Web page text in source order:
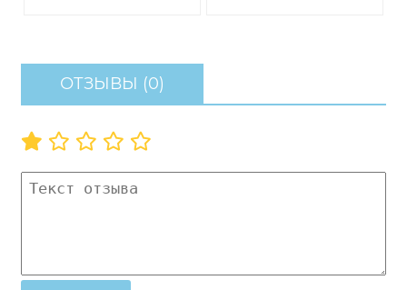
ОТЗЫВЫ (0)